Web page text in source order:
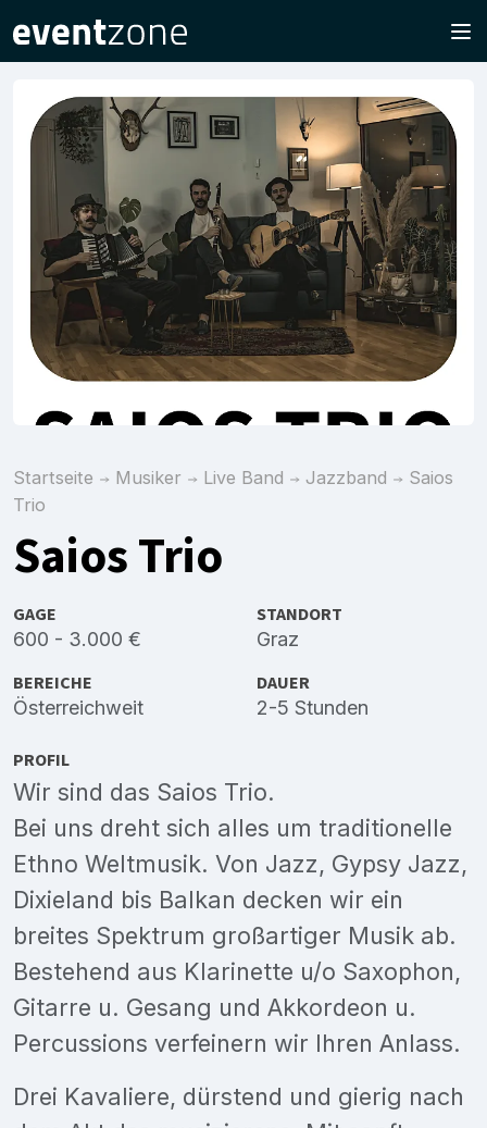
Startseite Musiker Live Band Jazzband
Saios
Trio
Saios Trio
GAGE
600 - 3.000 €
STANDORT
Graz
BEREICHE
Österreichweit
DAUER
2-5 Stunden
PROFIL
Wir sind das Saios Trio.
Bei uns dreht sich alles um traditionelle
Ethno Weltmusik. Von Jazz, Gypsy Jazz,
Dixieland bis Balkan decken wir ein
breites Spektrum großartiger Musik ab.
Bestehend aus Klarinette u/o Saxophon,
Gitarre u. Gesang und Akkordeon u.
Percussions verfeinern wir Ihren Anlass.
Drei Kavaliere, dürstend und gierig nach